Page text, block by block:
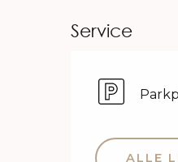
Service
ALLE